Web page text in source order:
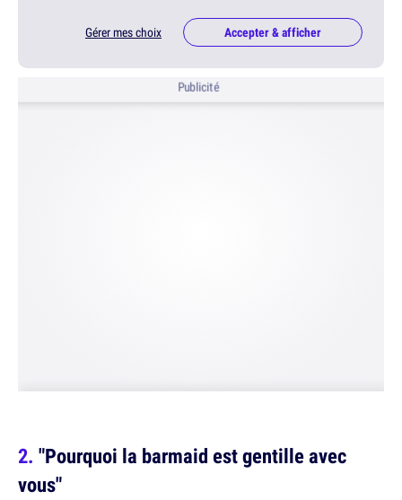
Gérer mes choix Accepter & afficher
Publicité
"Pourquoi la barmaid est gentille avec
vous"